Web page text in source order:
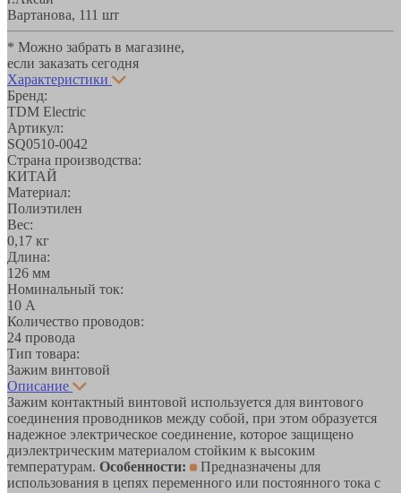
Вартанова, 111 шт
* Можно забрать в магазине,
если заказать сегодня
Характеристики
Бренд:
TDM Electric
Артикул:
SQ0510-0042
Страна производства:
КИТАЙ
Материал:
Полиэтилен
Вес:
0,17 кг
Длина:
126 мм
Номинальный ток:
10 А
Количество проводов:
24 провода
Тип товара:
Зажим винтовой
Описание
Зажим контактный винтовой используется для винтового
соединения проводников между собой, при этом образуется
надежное электрическое соединение, которое защищено
диэлектрическим материалом стойким к высоким
температурам. Особенности:
Предназначены для
использования в цепях переменного или постоянного тока с